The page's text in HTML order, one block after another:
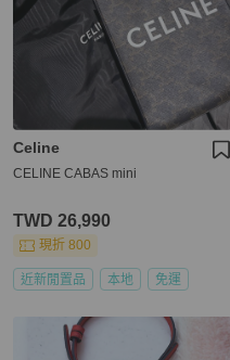
Celine
CELINE CABAS mini
TWD 26,990
現折 800
近新閒置品 本地 免運